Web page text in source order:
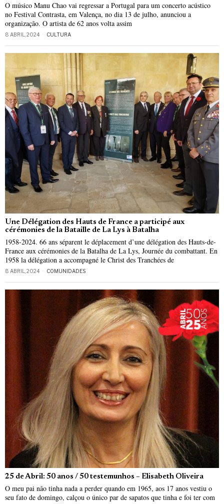
O músico Manu Chao vai regressar a Portugal para um concerto acústico
no Festival Contrasta, em Valença, no dia 13 de julho, anunciou a
organização. O artista de 62 anos volta assim
8 ABRIL, 2024 CULTURA
Une Délégation des Hauts de France a participé aux
cérémonies de la Bataille de La Lys à Batalha
1958-2024. 66 ans séparent le déplacement d’une délégation des Hauts-de-
France aux cérémonies de la Batalha de La Lys, Journée du combattant. En
1958 la délégation a accompagné le Christ des Tranchées de
8 ABRIL, 2024 COMUNIDADES
25 de Abril: 50 anos / 50 testemunhos – Elisabeth Oliveira
O meu pai não tinha nada a perder quando em 1965, aos 17 anos vestiu o
seu fato de domingo, calçou o único par de sapatos que tinha e foi ter com